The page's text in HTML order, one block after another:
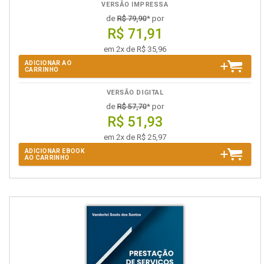
VERSÃO IMPRESSA
de R$ 79,90* por
R$ 71,91
em 2x de R$ 35,96
ADICIONAR AO
CARRINHO
VERSÃO DIGITAL
de R$ 57,70* por
R$ 51,93
em 2x de R$ 25,97
ADICIONAR EBOOK
AO CARRINHO